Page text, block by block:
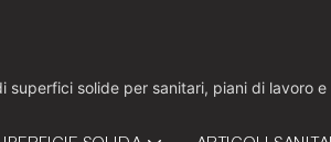
superfici solide per sanitari, piani di lavoro